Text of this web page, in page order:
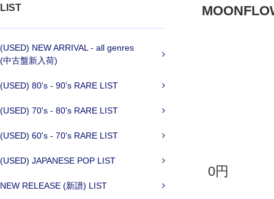
LIST
(USED) NEW ARRIVAL - all genres
(中古盤新入荷)
(USED) 80's - 90's RARE LIST
(USED) 70's - 80's RARE LIST
(USED) 60's - 70's RARE LIST
(USED) JAPANESE POP LIST
NEW RELEASE (新譜) LIST
0円